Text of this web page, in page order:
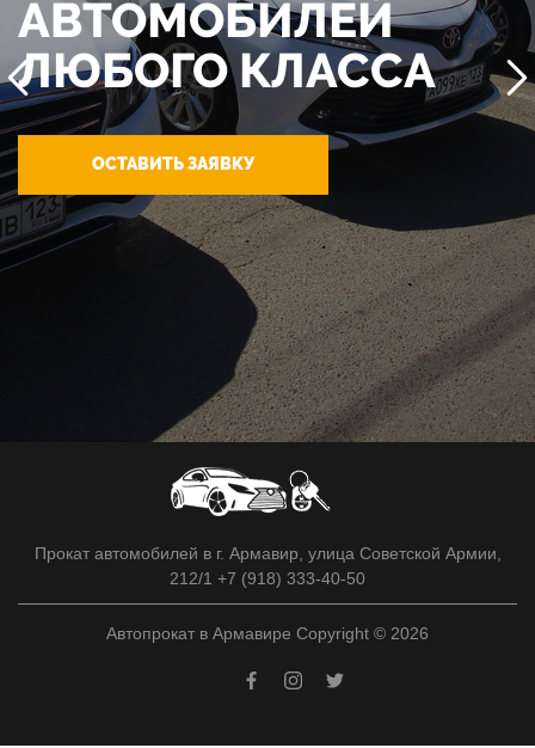
АВТОМОБИЛЕЙ
ЛЮБОГО КЛАССА
ОСТАВИТЬ ЗАЯВКУ
Прокат автомобилей в г. Армавир, улица Советской Армии,
212/1 +7 (918) 333-40-50
Автопрокат в Армавире Copyright © 2026